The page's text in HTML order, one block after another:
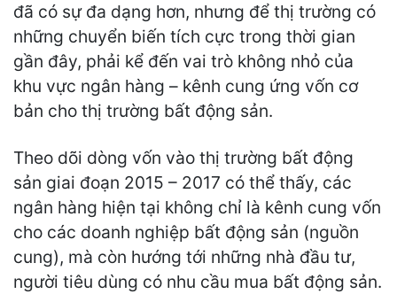
đã có sự đa dạng hơn, nhưng để thị trường có
những chuyển biến tích cực trong thời gian
gần đây, phải kể đến vai trò không nhỏ của
khu vực ngân hàng – kênh cung ứng vốn cơ
bản cho thị trường bất động sản.
Theo dõi dòng vốn vào thị trường bất động
sản giai đoạn 2015 – 2017 có thể thấy, các
ngân hàng hiện tại không chỉ là kênh cung vốn
cho các doanh nghiệp bất động sản (nguồn
cung), mà còn hướng tới những nhà đầu tư,
người tiêu dùng có nhu cầu mua bất động sản.